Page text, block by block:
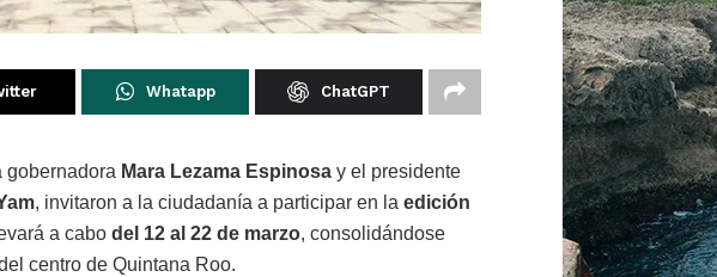
Whatapp ChatGPT
gobernadora Mara Lezama Espinosa y el presidente
, invitaron a la ciudadanía a participar en la edición
a cabo del 12 al 22 de marzo, consolidándose
centro de Quintana Roo.